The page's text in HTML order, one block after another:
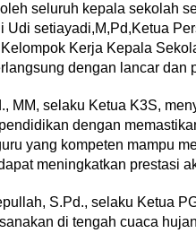
seluruh kepala sekolah
Udi setiayadi,M,Pd,Ketua
Kerja Kepala
dengan lancar dan
MM, selaku Ketua K3S,
dengan
yang kompeten mampu
meningkatkan prestasi
S.Pd., selaku Ketua
di tengah cuaca